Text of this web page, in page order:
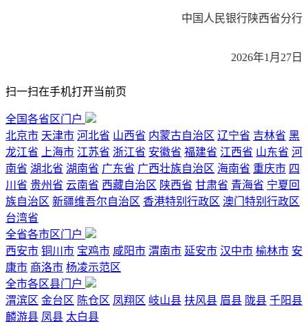
中国人民银行陕西省分行
2026年1月27日
扫一扫在手机打开当前页
全国各省区门户
北京市 天津市 河北省 山西省 内蒙古自治区 辽宁省 吉林省 黑
龙江省
上海市 江苏省 浙江省 安徽省 福建省 江西省 山东省 河
南省 湖北省 湖南省 广东省 广西壮族自治区 海南省 重庆市 四
川省 贵州省 云南省 西藏自治区 陕西省 甘肃省 青海省 宁夏回
族自治区 新疆维吾尔自治区 香港特别行政区 澳门特别行政区
台湾省
全省各市区门户
西安市 铜川市 宝鸡市 咸阳市 渭南市 延安市 汉中市 榆林市 安
康市 商洛市 杨凌示范区
全市各区县门户
渭滨区 金台区 陈仓区 凤翔区 岐山县 扶风县 眉县 陇县 千阳县
麟游县 凤县 太白县